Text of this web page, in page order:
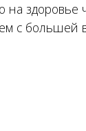
на здоровье
с большей